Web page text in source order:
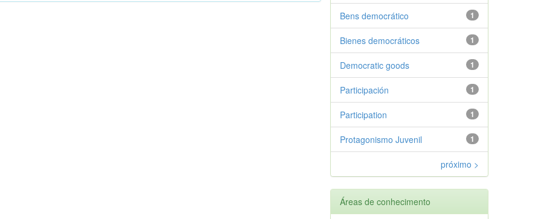
1
Bens democrático
1
Bienes democráticos
1
Democratic goods
1
Participación
1
Participation
1
Protagonismo Juvenil
próximo >
Áreas de conhecimento